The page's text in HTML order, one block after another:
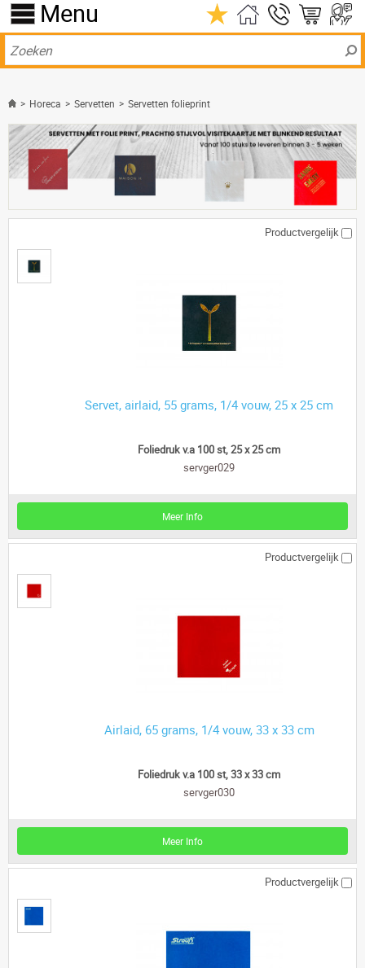
Menu
> Horeca > Servetten > Servetten folieprint
Productvergelijk
Servet, airlaid, 55 grams, 1/4 vouw, 25 x 25 cm
Foliedruk v.a 100 st, 25 x 25 cm
servger029
Meer Info
Productvergelijk
Airlaid, 65 grams, 1/4 vouw, 33 x 33 cm
Foliedruk v.a 100 st, 33 x 33 cm
servger030
Meer Info
Productvergelijk